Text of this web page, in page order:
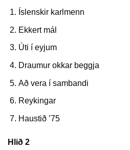
Íslenskir karlmenn
Ekkert mál
Úti í eyjum
Draumur okkar beggja
Að vera í sambandi
Reykingar
Haustið ’75
Hlið 2